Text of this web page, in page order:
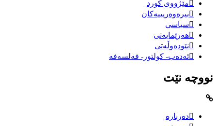
مێژووى کورد
بیرەوەریییەکان
سیاسى
هەرێمایەتی
نێودەوڵەتی
ئەدەب- کولتور- فەلسەفە
نووچە نێت
دەربارە